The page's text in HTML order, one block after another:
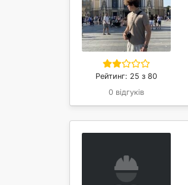
Рейтинг: 25 з 80
0 відгуків